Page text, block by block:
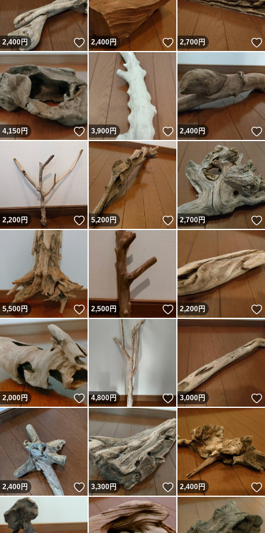
おりません。予めご了承下さい。
この他にも多数出品しておりますので是非そちらもご覧く
ださい。
2,400円 いいね！
2,400円 いいね！
2,700円
4,150円 いいね！
3,900円 いいね！
2,400円
2,200円 いいね！
5,200円 いいね！
2,700円
5,500円 いいね！
2,500円 いいね！
2,200円
2,000円 いいね！
4,800円 いいね！
3,000円
2,400円 いいね！
3,300円 いいね！
2,400円